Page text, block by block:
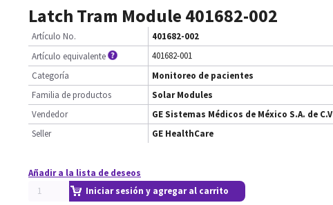
Latch Tram Module 401682-002
Artículo No.
401682-002
Artículo equivalente
401682-001
Categoría
Monitoreo de pacientes
Familia de productos
Solar Modules
Vendedor
GE Sistemas Médicos de México S.A. de C.V
Seller
GE HealthCare
Añadir a la lista de deseos
Iniciar sesión y agregar al carrito